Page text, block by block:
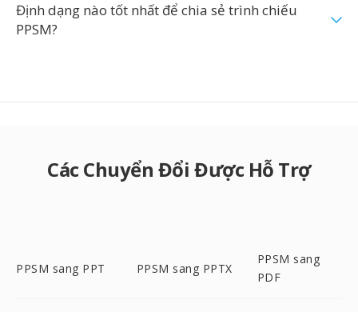
Định dạng nào tốt nhất để chia sẻ trình chiếu
PPSM?
Các Chuyển Đổi Được Hỗ Trợ
PPSM sang PPT PPSM sang PPTX
PPSM sang
PDF